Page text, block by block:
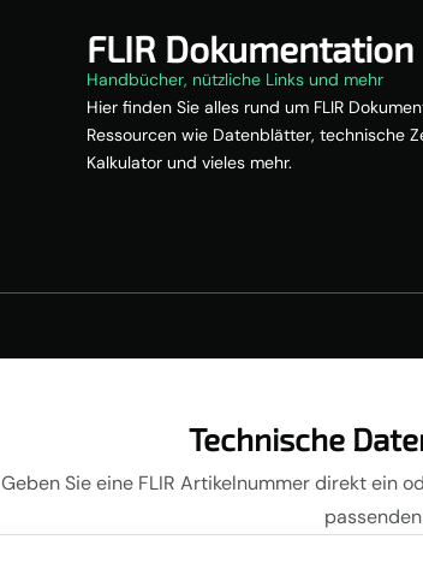
FLIR Dokumentation
Handbücher, nützliche Links und mehr
Hier finden Sie alles rund um FLIR
Ressourcen wie Datenblätter, technische
Kalkulator und vieles mehr.
Technische
Geben Sie eine FLIR Artikelnummer direkt ein